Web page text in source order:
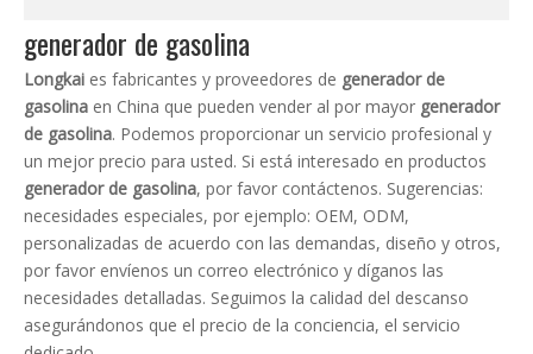
generador de gasolina
Longkai es fabricantes y proveedores de generador de
gasolina en China que pueden vender al por mayor generador
de gasolina. Podemos proporcionar un servicio profesional y
un mejor precio para usted. Si está interesado en productos
generador de gasolina, por favor contáctenos. Sugerencias:
necesidades especiales, por ejemplo: OEM, ODM,
personalizadas de acuerdo con las demandas, diseño y otros,
por favor envíenos un correo electrónico y díganos las
necesidades detalladas. Seguimos la calidad del descanso
asegurándonos que el precio de la conciencia, el servicio